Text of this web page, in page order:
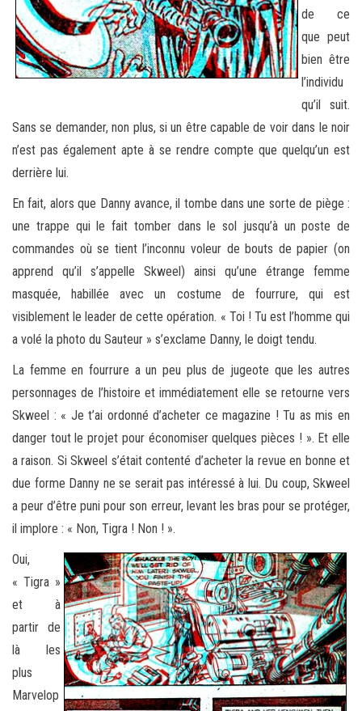
de ce
que peut
bien être
l’individu
qu’il suit.
Sans se demander, non plus, si un être capable de voir dans le noir
n’est pas également apte à se rendre compte que quelqu’un est
derrière lui.
En fait, alors que Danny avance, il tombe dans une sorte de piège :
une trappe qui le fait tomber dans le sol jusqu’à un poste de
commandes où se tient l’inconnu voleur de bouts de papier (on
apprend qu’il s’appelle Skweel) ainsi qu’une étrange femme
masquée, habillée avec un costume de fourrure, qui est
visiblement le leader de cette opération. « Toi ! Tu est l’homme qui
a volé la photo du Sauteur » s’exclame Danny, le doigt tendu.
La femme en fourrure a un peu plus de jugeote que les autres
personnages de l’histoire et immédiatement elle se retourne vers
Skweel : « Je t’ai ordonné d’acheter ce magazine ! Tu as mis en
danger tout le projet pour économiser quelques pièces ! ». Et elle
a raison. Si Skweel s’était contenté d’acheter la revue en bonne et
due forme Danny ne se serait pas intéressé à lui. Du coup, Skweel
a peur d’être puni pour son erreur, levant les bras pour se protéger,
il implore : « Non, Tigra ! Non ! ».
Oui,
« Tigra »
et à
partir de
là les
plus
Marvelop